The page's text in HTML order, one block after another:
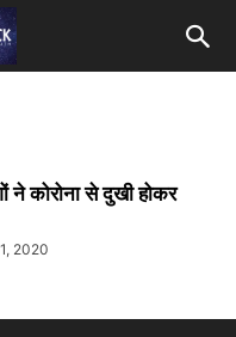
ने कोरोना से दुखी होकर
2020